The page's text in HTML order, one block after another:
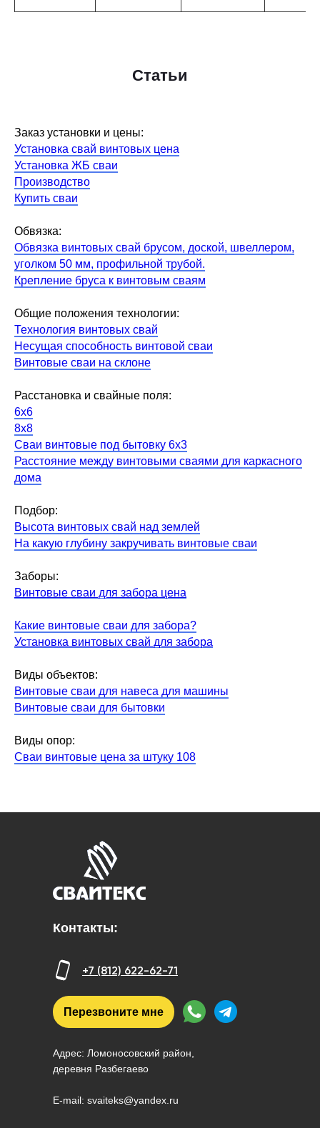
Статьи
Заказ установки и цены:
Установка свай винтовых цена
Установка ЖБ сваи
Производство
Купить сваи
Обвязка:
Обвязка винтовых свай брусом, доской, швеллером,
уголком 50 мм, профильной трубой.
Крепление бруса к винтовым сваям
Общие положения технологии:
Технология винтовых свай
Несущая способность винтовой сваи
Винтовые сваи на склоне
Расстановка и свайные поля:
6х6
8х8
Сваи винтовые под бытовку 6х3
Расстояние между винтовыми сваями для каркасного
дома
Подбор:
Высота винтовых свай над землей
На какую глубину закручивать винтовые сваи
Заборы:
Винтовые сваи для забора цена
Какие винтовые сваи для забора?
Установка винтовых свай для забора
Виды объектов:
Винтовые сваи для навеса для машины
Винтовые сваи для бытовки
Виды опор:
Сваи винтовые цена за штуку 108
Контакты:
+7 (812) 622-62-71
Перезвоните мне
Адрес: Ломоносовский район,
деревня Разбегаево
E-mail: svaiteks@yandex.ru